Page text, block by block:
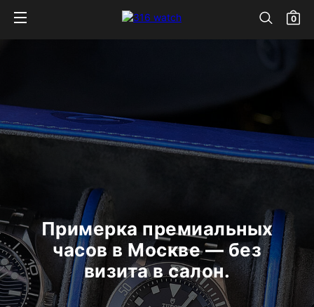
0
Примерка премиальных
часов в Москве — без
визита в салон.